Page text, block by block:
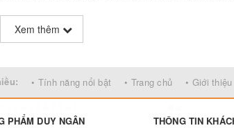
và học sinh chuyên, giảng viên, sinh viên đại học,
giải Quang họcđể trao dồi và làm quen tốt hơn với các
Xem thêm
• Tính năng nổi bật • Trang chủ • Giới thiệu
PHẨM DUY NGÂN
THÔNG TIN